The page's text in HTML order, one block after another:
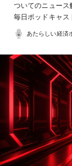
ついてのニュース
毎日ポッドキャ